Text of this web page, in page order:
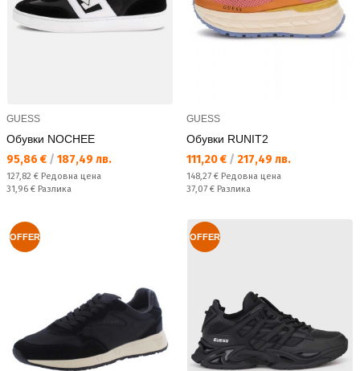
GUESS
Обувки NOCHEE
Текуща цена:
95,86 € / 187,49 лв.
Редовна цена:
127,82 € Редовна цена
Спестявате:
31,96 € Разлика
GUESS
Обувки RUNIT2
Текуща цена:
111,20 € / 217,49 лв.
Редовна цена:
148,27 € Редовна цена
Спестявате:
37,07 € Разлика
OFFER OFFER